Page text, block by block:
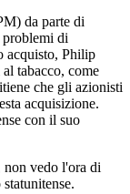
da parte di
di
acquisto, Philip
tabacco, come
che gli azionisti
acquisizione.
con il suo
vedo l'ora di